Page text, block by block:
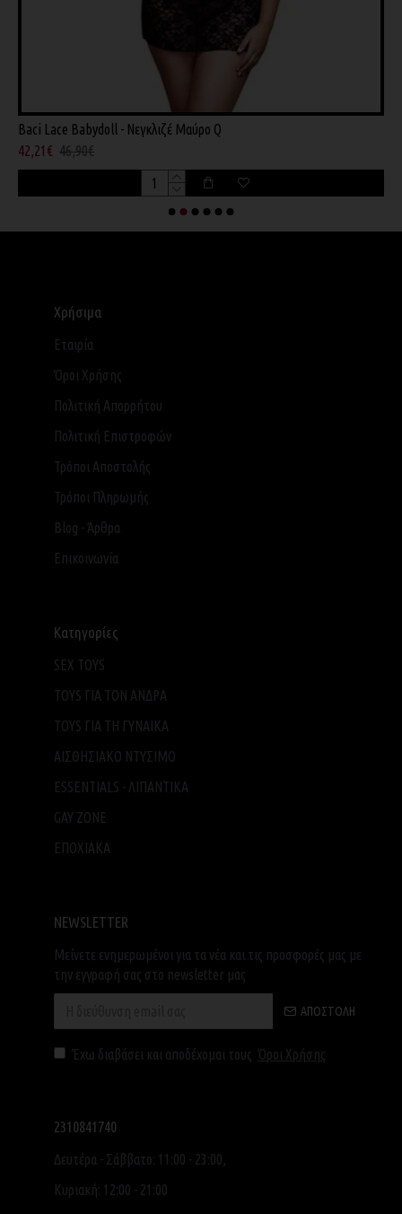
Baci Lace Babydoll - Νεγκλιζέ Μαύρο Q
42,21€ 46,90€
Χρήσιμα
Εταιρία
Όροι Χρήσης
Πολιτική Απορρήτου
Πολιτική Επιστροφών
Τρόποι Αποστολής
Τρόποι Πληρωμής
Blog - Άρθρα
Επικοινωνία
Κατηγορίες
SEX TOYS
TOYS ΓΙΑ ΤΟΝ ΑΝΔΡΑ
TOYS ΓΙΑ ΤH ΓΥΝΑΙΚΑ
ΑΙΣΘΗΣΙΑΚΟ ΝΤΥΣΙΜΟ
ESSENTIALS - ΛΙΠΑΝΤΙΚΑ
GAY ZONE
ΕΠΟΧΙΑΚΑ
NEWSLETTER
Μείνετε ενημερωμένοι για τα νέα και τις προσφορές μας με
την εγγραφή σας στο newsletter μας
ΑΠΟΣΤΟΛΉ
Έχω διαβάσει και αποδέχομαι τους Όροι Χρήσης
2310841740
Δευτέρα - Σάββατο: 11:00 - 23:00,
Κυριακή: 12:00 - 21:00